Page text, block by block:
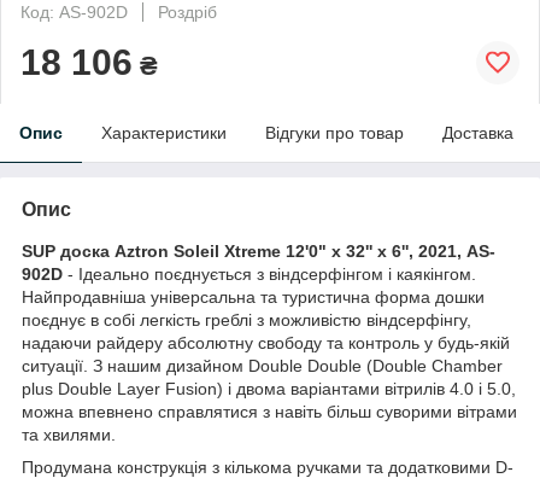
Код: AS-902D
Роздріб
18 106 ₴
Опис Характеристики Відгуки про товар Доставка
Опис
SUP доска Aztron Soleil Xtreme 12'0" x 32'' х 6'', 2021, AS-
902D - Ідеально поєднується з віндсерфінгом і каякінгом.
Найпродавніша універсальна та туристична форма дошки
поєднує в собі легкість греблі з можливістю віндсерфінгу,
надаючи райдеру абсолютну свободу та контроль у будь-якій
ситуації. З нашим дизайном Double Double (Double Chamber
plus Double Layer Fusion) і двома варіантами вітрилів 4.0 і 5.0,
можна впевнено справлятися з навіть більш суворими вітрами
та хвилями.
Продумана конструкція з кількома ручками та додатковими D-